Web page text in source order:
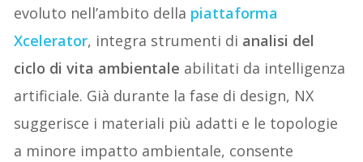
evoluto nell’ambito della piattaforma
Xcelerator, integra strumenti di analisi del
ciclo di vita ambientale abilitati da intelligenza
artificiale. Già durante la fase di design, NX
suggerisce i materiali più adatti e le topologie
a minore impatto ambientale, consente